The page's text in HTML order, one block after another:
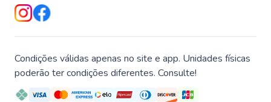
Condições válidas apenas no site e app. Unidades físicas
poderão ter condições diferentes. Consulte!